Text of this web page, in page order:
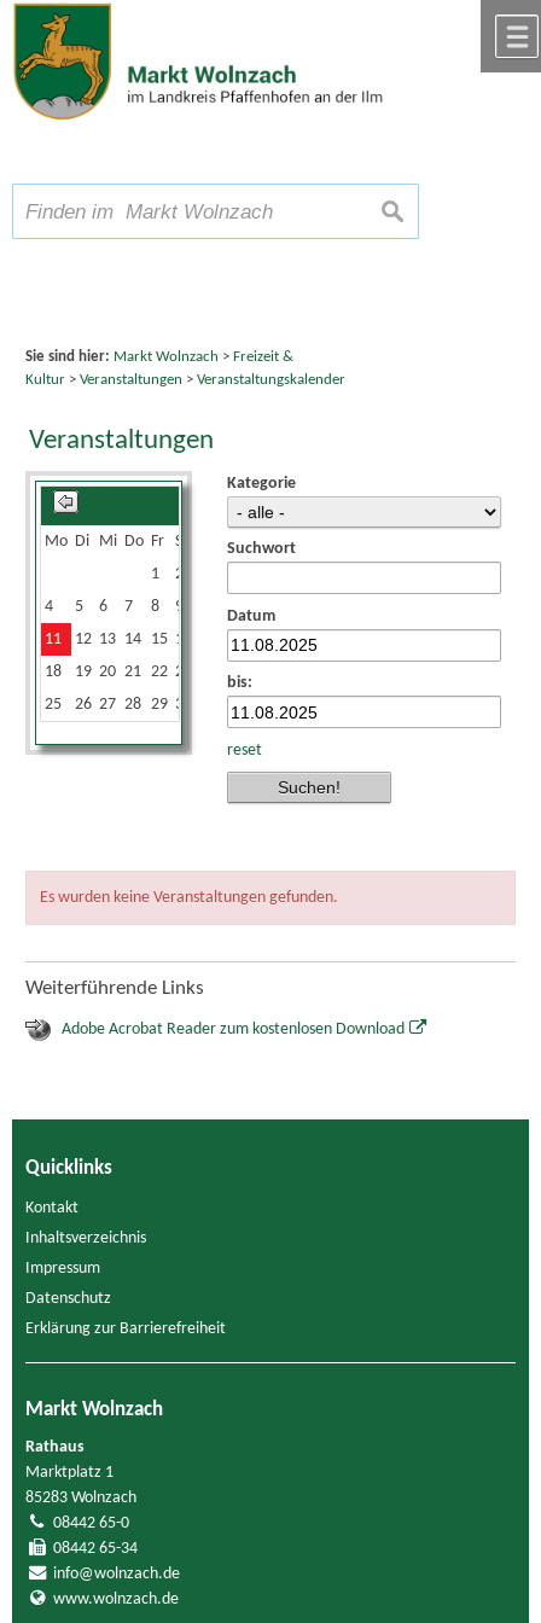
Zum Inhalt,zur Navigation
Schriftgröße A A A suchen
Sie sind hier: Markt Wolnzach > Freizeit &
Kultur> Veranstaltungen > Veranstaltungskalender
Veranstaltungen
Mo Di Mi Do Fr Sa
1
2
4
5 6 7 8 9
11
12 13 14 15 16
18
19 20 21 22 23
25
26 27 28 29 30
Kategorie
Suchwort
Datum
bis:
reset
Es wurden keine Veranstaltungen gefunden.
Weiterführende Links
Adobe Acrobat Reader zum kostenlosen Download
Quicklinks
Kontakt
Inhaltsverzeichnis
Impressum
Datenschutz
Erklärung zur Barrierefreiheit
Markt Wolnzach
Rathaus
Marktplatz 1
85283 Wolnzach
08442 65-0
08442 65-34
info@wolnzach.de
www.wolnzach.de